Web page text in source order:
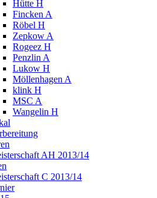
Hütte H
Fincken A
Röbel H
Zepkow A
Rogeez H
Penzlin A
Lukow H
Möllenhagen A
klink H
MSC A
Wangelin H
AH 2013/14
C 2013/14